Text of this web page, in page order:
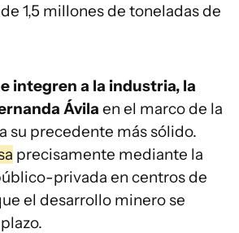
1,5 millones de toneladas de
integren a la industria, la
Ávila en el marco de la
su precedente más sólido.
precisamente mediante la
privada en centros de
el desarrollo minero se